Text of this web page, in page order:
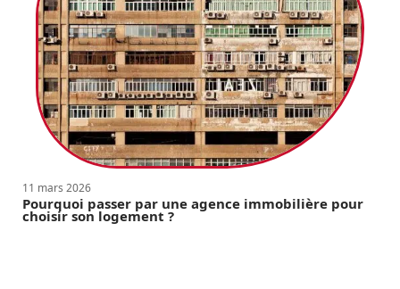
11 mars 2026
Pourquoi passer par une agence immobilière pour
choisir son logement ?